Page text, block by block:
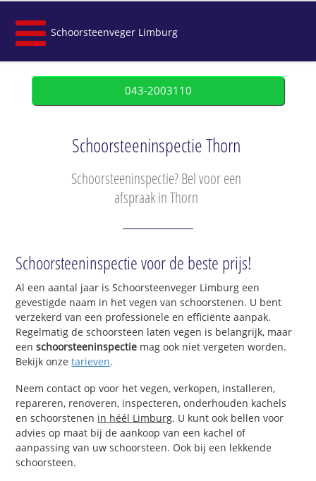
Schoorsteenveger Limburg
043-2003110
Schoorsteeninspectie Thorn
Schoorsteeninspectie? Bel voor een
afspraak in Thorn
Schoorsteeninspectie voor de beste prijs!
Al een aantal jaar is Schoorsteenveger Limburg een
gevestigde naam in het vegen van schoorstenen. U bent
verzekerd van een professionele en efficiënte aanpak.
Regelmatig de schoorsteen laten vegen is belangrijk, maar
eenschoorsteeninspectie mag ook niet vergeten worden.
Bekijk onzetarieven.
Neem contact op voor het vegen, verkopen, installeren,
repareren, renoveren, inspecteren, onderhouden kachels
en schoorstenen in héél Limburg. U kunt ook bellen voor
advies op maat bij de aankoop van een kachel of
aanpassing van uw schoorsteen. Ook bij een lekkende
schoorsteen.